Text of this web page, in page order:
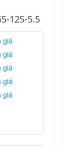
125-5.5
giá
giá
giá
giá
giá